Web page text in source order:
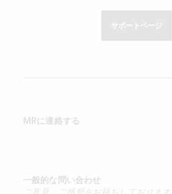
サポートページ
MRに連絡する
一般的な問い合わせ
ご意見、ご感想をお待ちしております